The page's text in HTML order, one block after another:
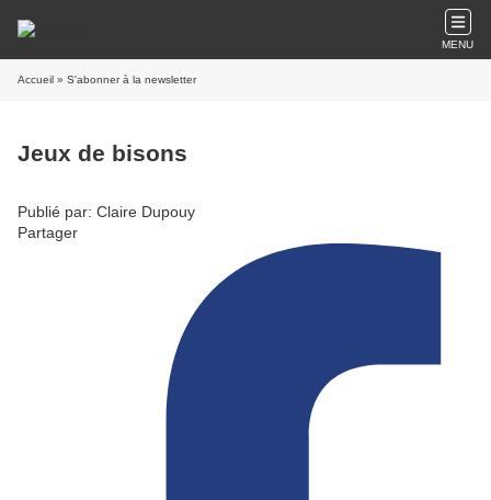
MENU
Accueil » S'abonner à la newsletter
Jeux de bisons
Publié par: Claire Dupouy
Partager